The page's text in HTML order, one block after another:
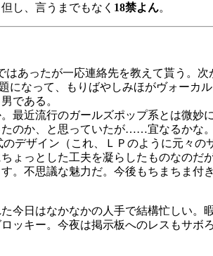
し、言うまでもなく 18禁よん。
あったが一応連絡先を教えて貰う。次
になって、もりばやしみほがヴォーカ
である。
近流行のガールズポップ系とは微妙
のか、と思っていたが……宜なるかな
デザイン（これ、ＬＰのように元々
っとした工夫を凝らしたものなのだ
。不思議な魅力だ。今後もちまちま
日はなかなかの人手で結構忙しい。
ッキー。今夜は掲示板へのレスもサボ